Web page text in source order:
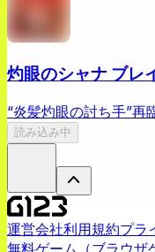
灼眼のシャナ ブレ
“炎髪灼眼の討ち手”再
読み込み中
運営会社利用規約プラ
無料ゲーム（ブラウザ